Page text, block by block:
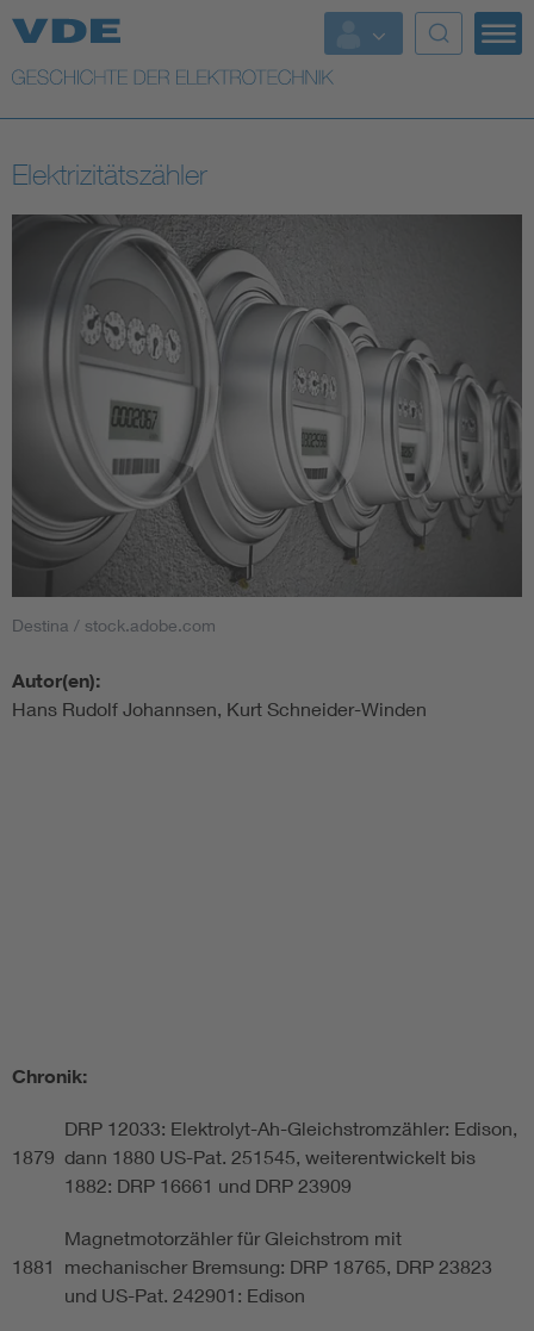
Top Themen
Weitere Themen
Elektrizitätszähler
Destina / stock.adobe.com
Autor(en):
Hans Rudolf Johannsen, Kurt Schneider-Winden
Chronik:
1879
DRP 12033: Elektrolyt-Ah-Gleichstromzähler: Edison,
dann 1880 US-Pat. 251545, weiterentwickelt bis
1882: DRP 16661 und DRP 23909
1881
Magnetmotorzähler für Gleichstrom mit
mechanischer Bremsung: DRP 18765, DRP 23823
und US-Pat. 242901: Edison